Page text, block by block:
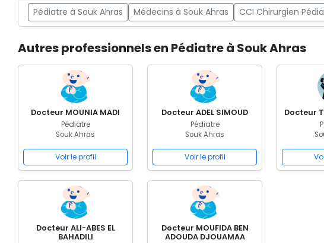
Pédiatre à Souk Ahras Médecins à Souk Ahras CCI Chirurgien
Autres professionnels en Pédiatre à Souk Ahras
Docteur MOUNIA MADI
Pédiatre
Souk Ahras
Voir le profil
Docteur ADEL SIMOUD
Pédiatre
Souk Ahras
Voir le profil
Docteur
Docteur ALI-ABES EL
BAHADILI
Docteur MOUFIDA BEN
ADOUDA DJOUAMAA